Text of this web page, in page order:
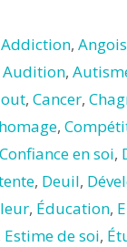
Addiction,
Audition,
, Cancer,
,
Confiance en soi,
, Deuil,
, Éducation,
Estime de soi,